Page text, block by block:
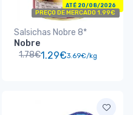
ATÉ 20/08/2026
PREÇO DE MERCADO 1.99€
Salsichas Nobre 8*
Nobre
1.78€1.29€3.69€/kg